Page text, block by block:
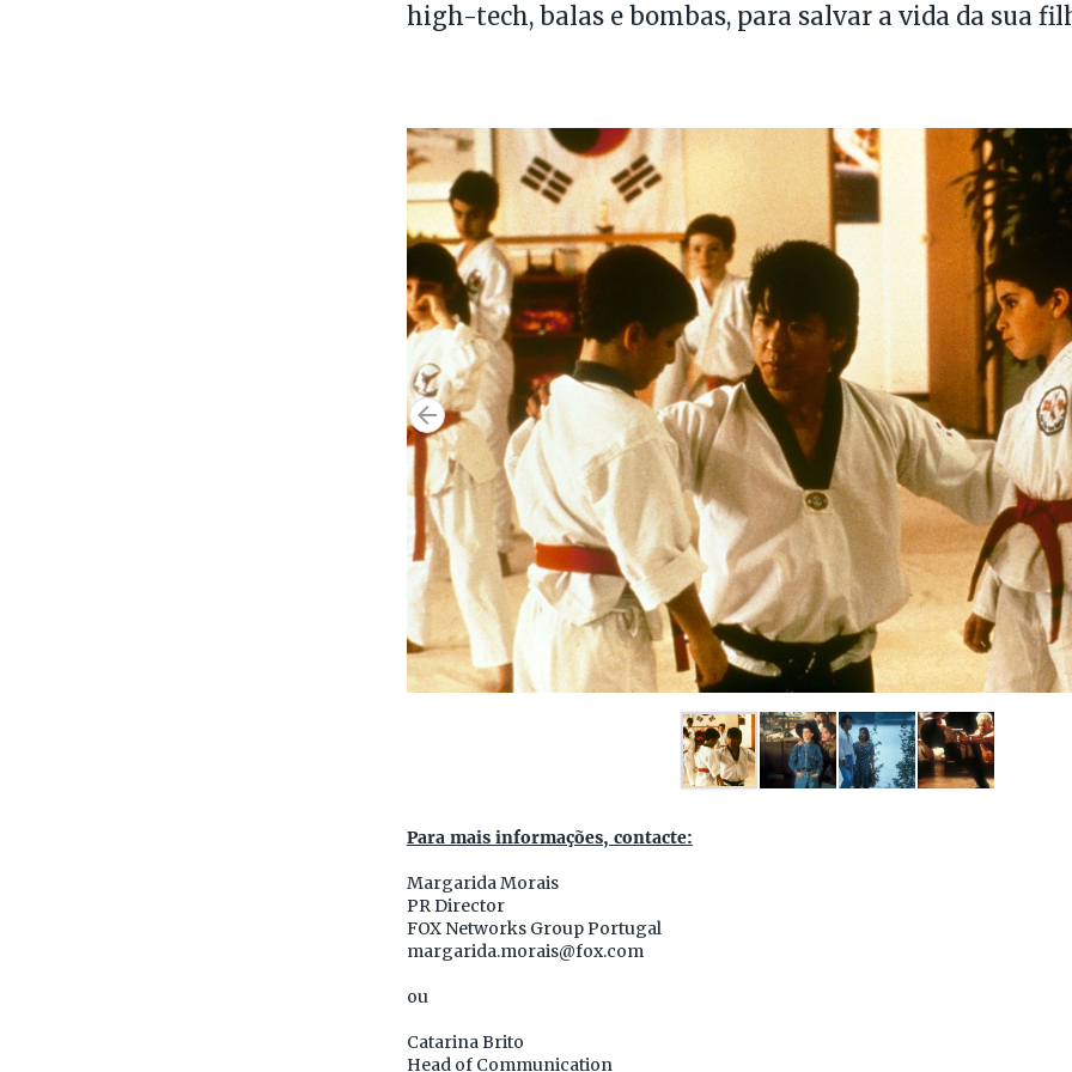
high-tech, balas e bombas, para salvar a vida da sua
Para mais informações, contacte:
Margarida Morais
PR Director
FOX Networks Group Portugal
margarida.morais@fox.com
ou
Catarina Brito
Head of Communication